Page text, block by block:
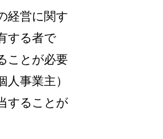
経営に関す
する者で
ことが必要
人事業主）
することが